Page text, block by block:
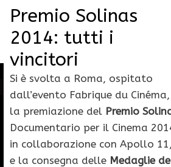
Premio Solinas
2014: tutti i
vincitori
Si è svolta a Roma, ospitato
dall’evento Fabrique du Cinéma,
la premiazione del Premio
Documentario per il Cinema
in collaborazione con Apollo
e la consegna delle Medaglie